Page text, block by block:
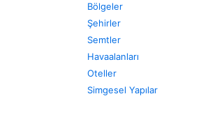
Bölgeler
Şehirler
Semtler
Havaalanları
Oteller
Simgesel Yapılar